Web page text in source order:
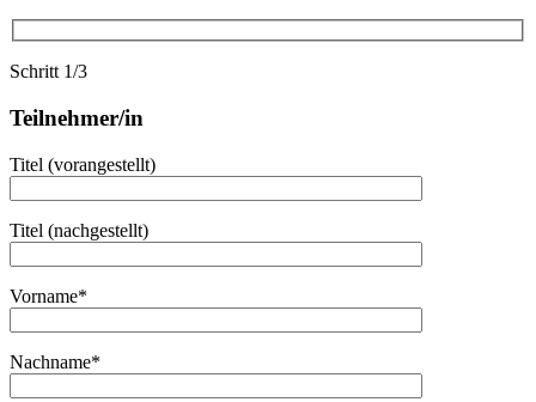
Schritt 1/3
Teilnehmer/in
Titel (vorangestellt)
Titel (nachgestellt)
Vorname*
Nachname*